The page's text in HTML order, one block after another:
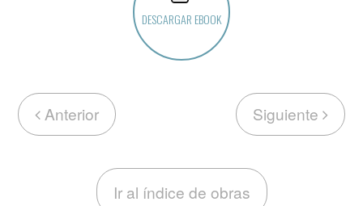
DESCARGAR EBOOK
Anterior Siguiente
Ir al índice de obras